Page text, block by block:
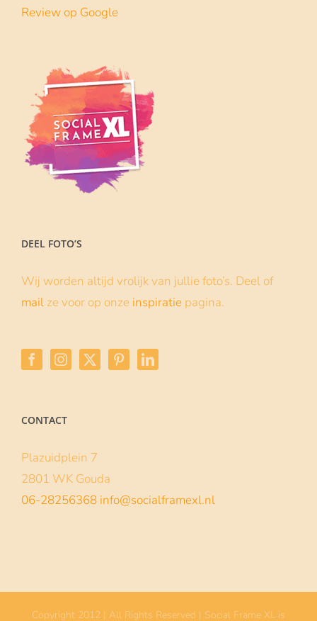
Review op Google
DEEL FOTO’S
Wij worden altijd vrolijk van jullie foto’s. Deel of
mail ze voor op onze inspiratie pagina.
CONTACT
Plazuidplein 7
2801 WK Gouda
06-28256368 info@socialframexl.nl
Copyright 2012 | All Rights Reserved | Social Frame XL is